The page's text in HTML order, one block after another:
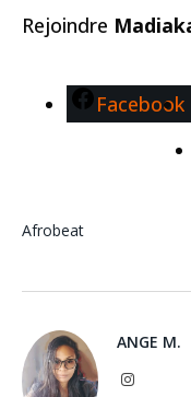
Rejoindre
Facebook
Afrobeat
ANGE M.
Instagram